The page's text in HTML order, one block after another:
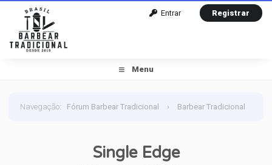
Entrar Registrar
Menu
Navegação: Fórum Barbear Tradicional › Barbear Tradicional
Single Edge